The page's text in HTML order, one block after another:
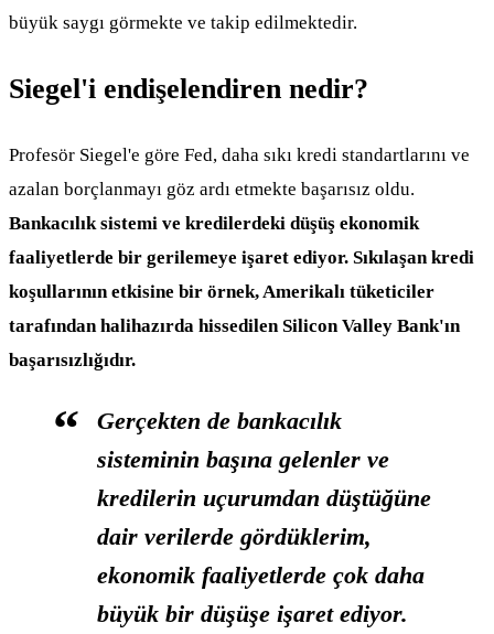
büyük saygı görmekte ve takip edilmektedir.
Siegel'i endişelendiren nedir?
Profesör Siegel'e göre Fed, daha sıkı kredi standartlarını ve
azalan borçlanmayı göz ardı etmekte başarısız oldu.
Bankacılık sistemi ve kredilerdeki düşüş ekonomik
faaliyetlerde bir gerilemeye işaret ediyor. Sıkılaşan kredi
koşullarının etkisine bir örnek, Amerikalı tüketiciler
tarafından halihazırda hissedilen Silicon Valley Bank'ın
başarısızlığıdır.
Gerçekten de bankacılık
sisteminin başına gelenler ve
kredilerin uçurumdan düştüğüne
dair verilerde gördüklerim,
ekonomik faaliyetlerde çok daha
büyük bir düşüşe işaret ediyor.